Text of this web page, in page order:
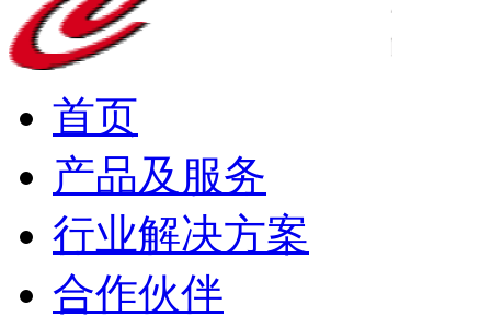
首页
产品及服务
行业解决方案
合作伙伴